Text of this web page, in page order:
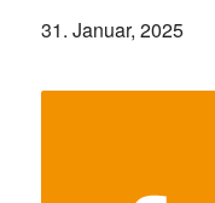
31. Januar, 2025